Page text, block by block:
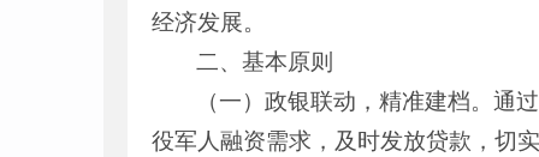
经济发展。
二、基本原则
（一）政银联动，精准建档。通
役军人融资需求，及时发放贷款，切